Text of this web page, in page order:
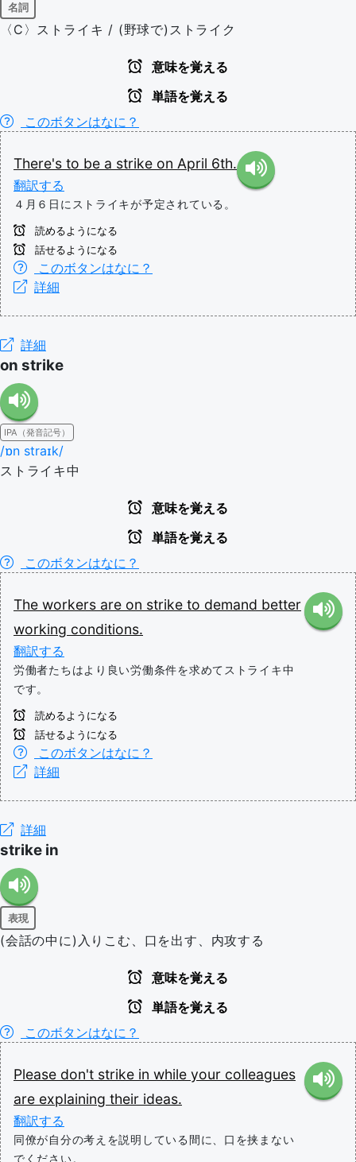
名詞
〈C〉ストライキ / (野球で)ストライク
意味を覚える
単語を覚える
このボタンはなに？
There's to be a strike on April 6th.
翻訳する
４月６日にストライキが予定されている。
読めるようになる
話せるようになる
このボタンはなに？
詳細
詳細
on strike
IPA（発音記号）
/ɒn straɪk/
ストライキ中
意味を覚える
単語を覚える
このボタンはなに？
The workers are on strike to demand better
working conditions.
翻訳する
労働者たちはより良い労働条件を求めてストライキ中
です。
読めるようになる
話せるようになる
このボタンはなに？
詳細
詳細
strike in
表現
(会話の中に)入りこむ、口を出す、内攻する
意味を覚える
単語を覚える
このボタンはなに？
Please don't strike in while your colleagues
are explaining their ideas.
翻訳する
同僚が自分の考えを説明している間に、口を挟まない
でください。